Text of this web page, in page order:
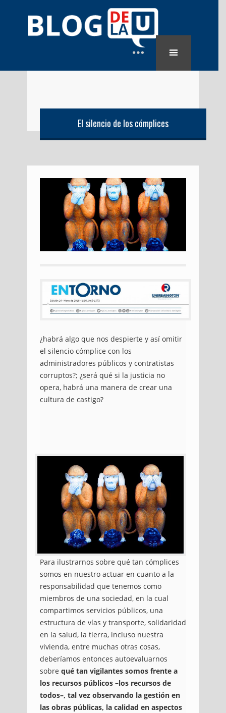
El silencio de los cómplices
¿habrá algo que nos despierte y así omitir
el silencio cómplice con los
administradores públicos y contratistas
corruptos?; ¿será qué si la justicia no
opera, habrá una manera de crear una
cultura de castigo?
Para ilustrarnos sobre qué tan cómplices
somos en nuestro actuar en cuanto a la
responsabilidad que tenemos como
miembros de una sociedad, en la cual
compartimos servicios públicos, una
estructura de vías y transporte, solidaridad
en la salud, la tierra, incluso nuestra
vivienda, entre muchas otras cosas,
deberíamos entonces autoevaluarnos
sobre qué tan vigilantes somos frente a
los recursos públicos –los recursos de
todos–, tal vez observando la gestión en
las obras públicas, la calidad en aspectos